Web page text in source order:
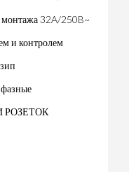
32A/250B~
и контролем
РОЗЕТОК